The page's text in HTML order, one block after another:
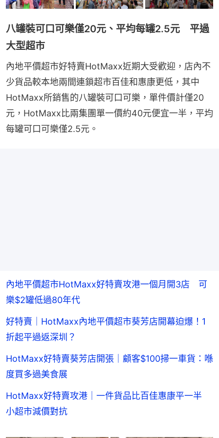
八罐裝可口可樂僅20元、平均每罐2.5元 平過
大型超市
內地平價超市好特賣HotMaxx近期大受歡迎，店內不
少貨品較本地兩間連鎖超市百佳和惠康更低，其中
HotMaxx所銷售的八罐裝可口可樂，單件價計僅20
元，HotMaxx比兩集團單一價約40元便宜一半，平均
每罐可口可樂僅2.5元。
內地平價超市HotMaxx好特賣攻港一個月開3店 可
樂$2罐低過80年代
好特賣｜HotMaxx內地平價超市葵芳店開幕迫爆！1
折起平過返深圳？
HotMaxx好特賣葵芳店開張｜顧客$100掃一車貨：喺
度買多過美食展
HotMaxx好特賣攻港｜一件貨品比百佳惠康平一半
小超市減價對抗